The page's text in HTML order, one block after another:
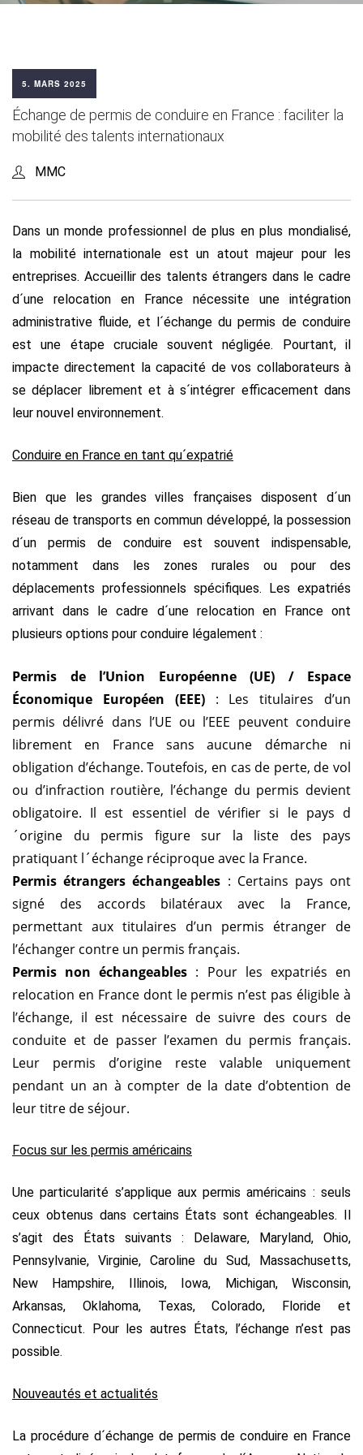
5. MARS 2025
Échange de permis de conduire en France : faciliter la
mobilité des talents internationaux
MMC
Dans un monde professionnel de plus en plus mondialisé,
la mobilité internationale est un atout majeur pour les
entreprises. Accueillir des talents étrangers dans le cadre
d´une relocation en France nécessite une intégration
administrative fluide, et l´échange du permis de conduire
est une étape cruciale souvent négligée. Pourtant, il
impacte directement la capacité de vos collaborateurs à
se déplacer librement et à s´intégrer efficacement dans
leur nouvel environnement.
Conduire en France en tant qu´expatrié
Bien que les grandes villes françaises disposent d´un
réseau de transports en commun développé, la possession
d´un permis de conduire est souvent indispensable,
notamment dans les zones rurales ou pour des
déplacements professionnels spécifiques. Les expatriés
arrivant dans le cadre d´une relocation en France ont
plusieurs options pour conduire légalement :
Permis de l’Union Européenne (UE) / Espace
Économique Européen (EEE): Les titulaires d’un
permis délivré dans l’UE ou l’EEE peuvent conduire
librement en France sans aucune démarche ni
obligation d’échange. Toutefois, en cas de perte, de vol
ou d’infraction routière, l’échange du permis devient
obligatoire. Il est essentiel de vérifier si le pays d
´origine du permis figure sur la liste des pays
pratiquant l´échange réciproque avec la France.
Permis étrangers échangeables : Certains pays ont
signé des accords bilatéraux avec la France,
permettant aux titulaires d’un permis étranger de
l’échanger contre un permis français.
Permis non échangeables : Pour les expatriés en
relocation en France dont le permis n’est pas éligible à
l’échange, il est nécessaire de suivre des cours de
conduite et de passer l’examen du permis français.
Leur permis d’origine reste valable uniquement
pendant un an à compter de la date d’obtention de
leur titre de séjour.
Focus sur les permis américains
Une particularité s’applique aux permis américains : seuls
ceux obtenus dans certains États sont échangeables. Il
s’agit des États suivants : Delaware, Maryland, Ohio,
Pennsylvanie, Virginie, Caroline du Sud, Massachusetts,
New Hampshire, Illinois, Iowa, Michigan, Wisconsin,
Arkansas, Oklahoma, Texas, Colorado, Floride et
Connecticut. Pour les autres États, l’échange n’est pas
possible.
Nouveautés et actualités
La procédure d´échange de permis de conduire en France